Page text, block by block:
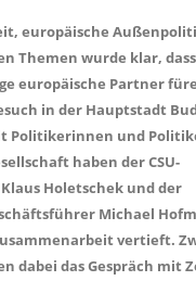
europäische
Themen wurde klar,
europäische Partner
in der Hauptstadt
Politikerinnen und
haben der CSU-
Holetschek und der
Michael
vertieft.
dabei das Gespräch mit